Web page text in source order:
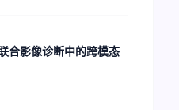
合影像诊断中的跨模态